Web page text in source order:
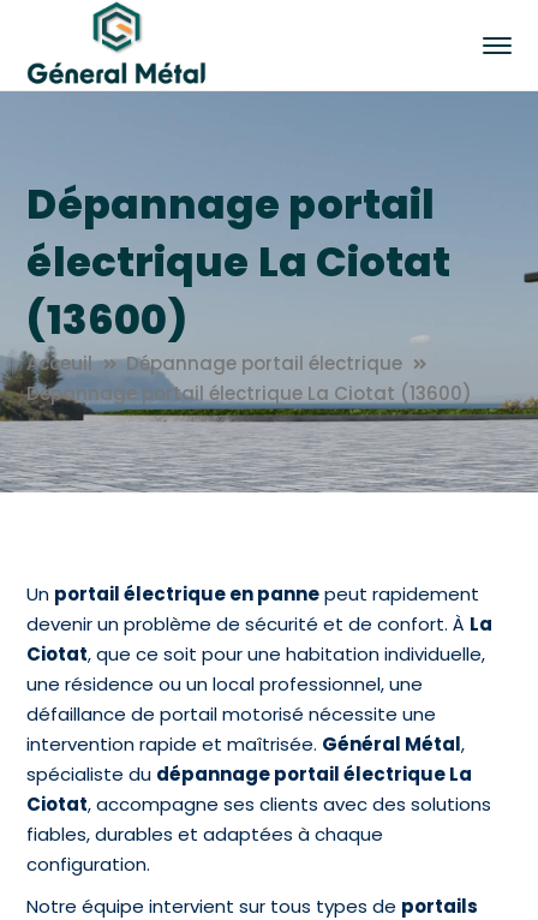
Dépannage portail
électrique La Ciotat
(13600)
Acceuil
Dépannage portail électrique
Dépannage portail électrique La Ciotat (13600)
Un portail électrique en pannepeut rapidement
devenir un problème de sécurité et de confort. À La
Ciotat, que ce soit pour une habitation individuelle,
une résidence ou un local professionnel, une
défaillance de portail motorisé nécessite une
intervention rapide et maîtrisée. Général Métal,
spécialiste du dépannage portail électrique La
Ciotat, accompagne ses clients avec des solutions
fiables, durables et adaptées à chaque
configuration.
Notre équipe intervient sur tous types de portails